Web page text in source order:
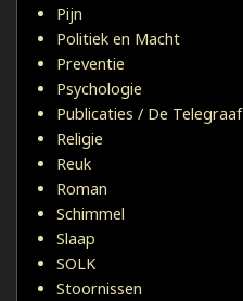
Pijn
Politiek en Macht
Preventie
Psychologie
Publicaties / De Telegraaf
Religie
Reuk
Roman
Schimmel
Slaap
SOLK
Stoornissen